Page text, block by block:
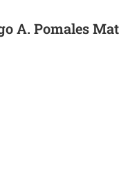
A. Pomales